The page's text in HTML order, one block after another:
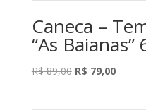
Caneca –
“As Baianas”
R$89,00 O
R$ 79,00O